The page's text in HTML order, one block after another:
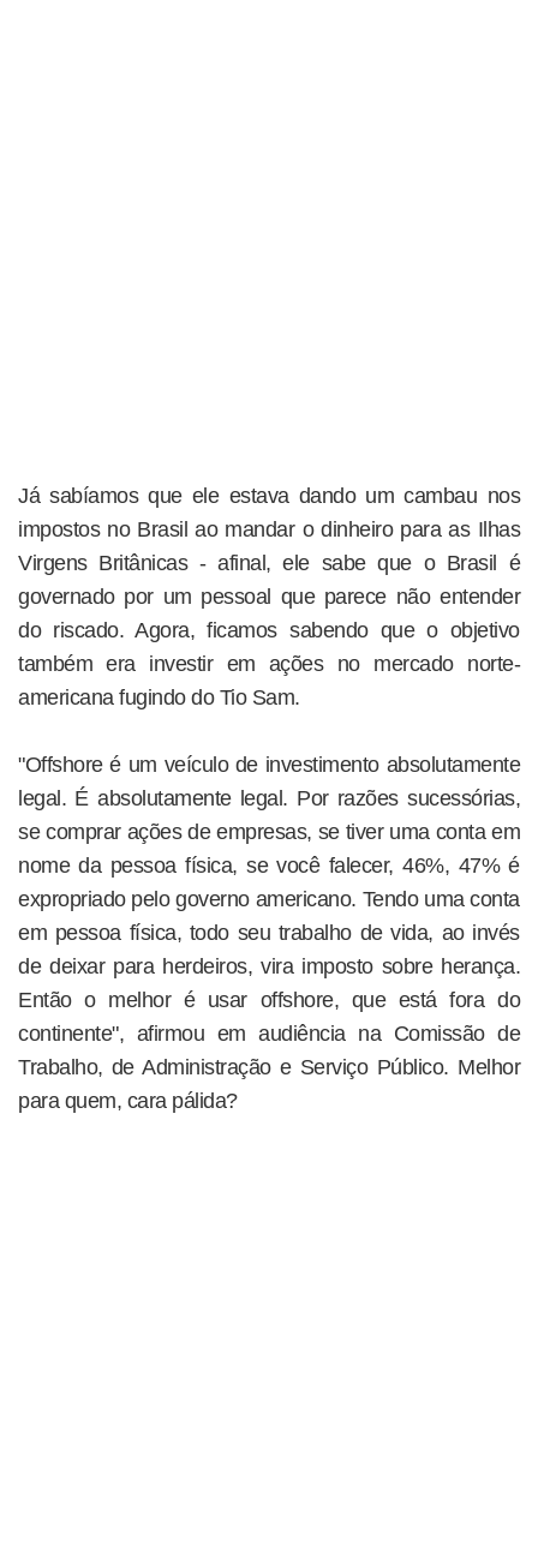
Já sabíamos que ele estava dando um cambau nos
impostos no Brasil ao mandar o dinheiro para as Ilhas
Virgens Britânicas - afinal, ele sabe que o Brasil é
governado por um pessoal que parece não entender
do riscado. Agora, ficamos sabendo que o objetivo
também era investir em ações no mercado norte-
americana fugindo do Tio Sam.
"Offshore é um veículo de investimento absolutamente
legal. É absolutamente legal. Por razões sucessórias,
se comprar ações de empresas, se tiver uma conta em
nome da pessoa física, se você falecer, 46%, 47% é
expropriado pelo governo americano. Tendo uma conta
em pessoa física, todo seu trabalho de vida, ao invés
de deixar para herdeiros, vira imposto sobre herança.
Então o melhor é usar offshore, que está fora do
continente", afirmou em audiência na Comissão de
Trabalho, de Administração e Serviço Público. Melhor
para quem, cara pálida?